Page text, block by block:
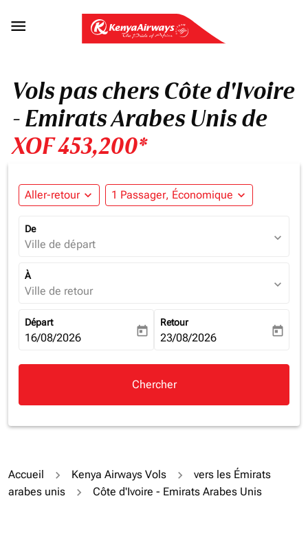

Vols pas chers Côte d'Ivoire
- Emirats Arabes Unis de
XOF 453,200*
Aller-retour expand_more 1 Passager, Économique expand_more
De
Ville de départ expand_more
À
Ville de retour expand_more
Départ
fc-booking-departure-date-aria-label
16/08/2026 today
Retour
fc-booking-return-date-aria-
23/08/2026 today
Chercher
Accueil Kenya Airways Vols
vers les Émirats
arabes unis
Côte d'Ivoire - Emirats Arabes Unis